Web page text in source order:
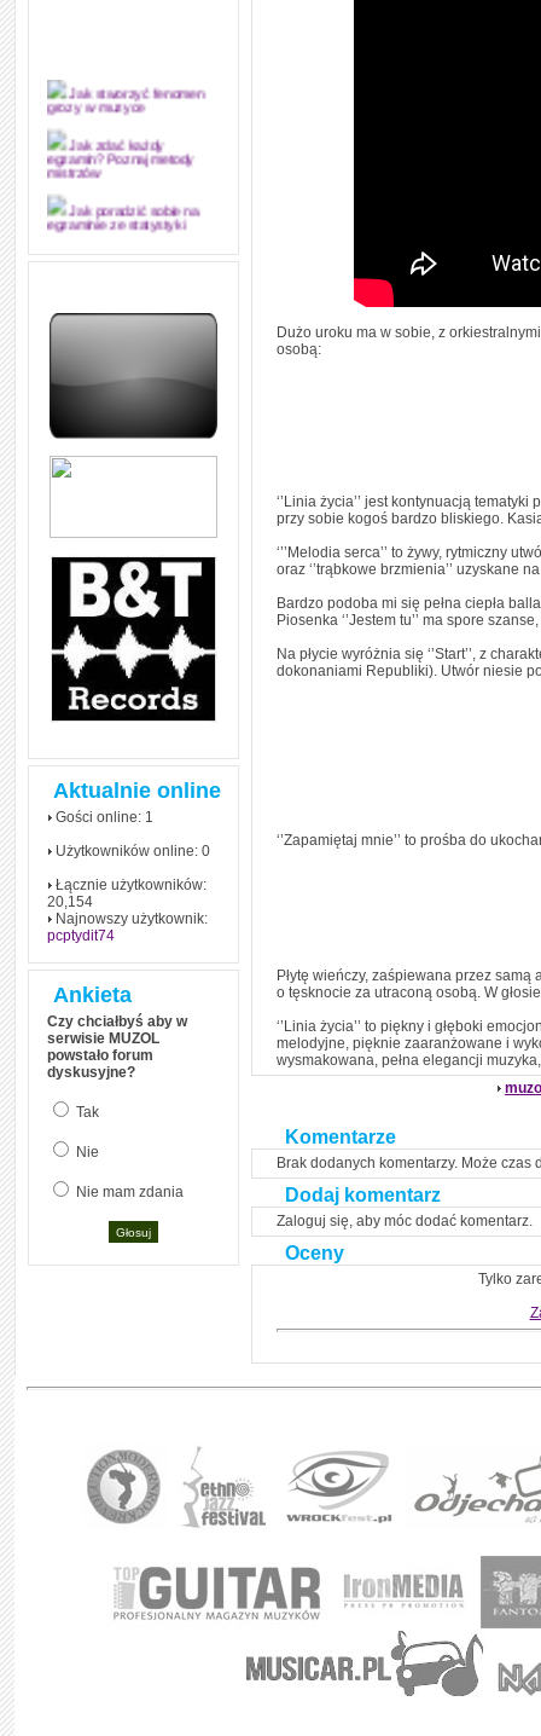
Jak stworzyć fenomen
grozy w muzyce
Jak zdać każdy
egzamin? Poznaj metody
mistrzów
Jak poradzić sobie na
egzaminie ze statystyki
Jak napisać
dyplomową i ją z sukcesem
kółko tych samych błędów w
W jaki sposób 1000
formuł konwersacyjnych
pozwoli Ci opanować język
Angielskie przyimki
praktycznych przykładach,
dzięki którym łatwiej je
zapamiętasz
W końcu ktoś po ludzku i
zrozumiale wytłumaczył, na
czym polega mowa zależna
(reported speech) w języku
angielskim
Jak zacząć czytać
Aktualnie online
Gości online: 1
Użytkowników online: 0
Łącznie użytkowników:
20,154
Najnowszy użytkownik:
pcptydit74
Ankieta
Czy chciałbyś aby w
serwisie MUZOL
powstało forum
dyskusyjne?
Tak
Nie
Nie mam zdania
Dużo uroku ma w sobie, z
osobą:
‘’Linia życia’’ jest kontynuacją
przy sobie kogoś bardzo bliskiego.
‘’’Melodia serca’’ to żywy, rytmiczny
oraz ‘’trąbkowe brzmienia’’ uzyskane
Bardzo podoba mi się pełna ciepła
Piosenka ‘’Jestem tu’’ ma spore
Na płycie wyróżnia się ‘’Start’’, z
dokonaniami Republiki). Utwór niesie
‘’Zapamiętaj mnie’’ to prośba do
Płytę wieńczy, zaśpiewana przez samą
o tęsknocie za utraconą osobą. W
‘’Linia życia’’ to piękny i głęboki
melodyjne, pięknie zaaranżowane i
wysmakowana, pełna elegancji
Komentarze
Brak dodanych komentarzy. Może czas
Dodaj komentarz
Zaloguj się, aby móc dodać komentarz.
Oceny
Tylko